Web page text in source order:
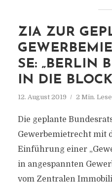
ZIA ZUR
SE: „BERLIN
IN DIE
12. August 2019 2 Min.
Die geplante
Gewerbemietrecht mit
Einführung einer
in angespannten
vom Zentralen